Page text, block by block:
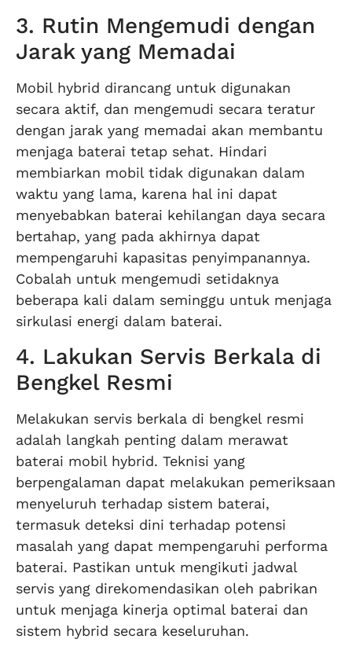
3. Rutin Mengemudi dengan
Jarak yang Memadai
Mobil hybrid dirancang untuk digunakan
secara aktif, dan mengemudi secara teratur
dengan jarak yang memadai akan membantu
menjaga baterai tetap sehat. Hindari
membiarkan mobil tidak digunakan dalam
waktu yang lama, karena hal ini dapat
menyebabkan baterai kehilangan daya secara
bertahap, yang pada akhirnya dapat
mempengaruhi kapasitas penyimpanannya.
Cobalah untuk mengemudi setidaknya
beberapa kali dalam seminggu untuk menjaga
sirkulasi energi dalam baterai.
4. Lakukan Servis Berkala di
Bengkel Resmi
Melakukan servis berkala di bengkel resmi
adalah langkah penting dalam merawat
baterai mobil hybrid. Teknisi yang
berpengalaman dapat melakukan pemeriksaan
menyeluruh terhadap sistem baterai,
termasuk deteksi dini terhadap potensi
masalah yang dapat mempengaruhi performa
baterai. Pastikan untuk mengikuti jadwal
servis yang direkomendasikan oleh pabrikan
untuk menjaga kinerja optimal baterai dan
sistem hybrid secara keseluruhan.